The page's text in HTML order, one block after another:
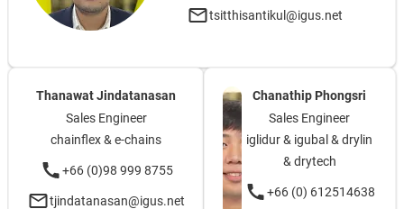
tsitthisantikul@igus.net
Thanawat Jindatanasan
Sales Engineer
chainflex & e-chains
+66 (0)98 999 8755
tjindatanasan@igus.net
Chanathip Phongsri
Sales Engineer
iglidur & igubal & drylin
& drytech
+66 (0) 612514638